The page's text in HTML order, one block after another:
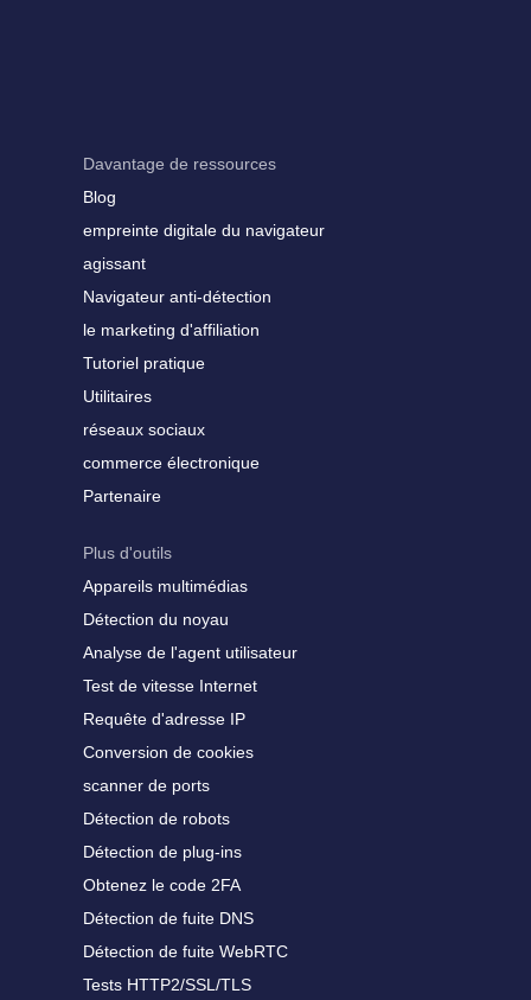
Davantage de ressources
Blog
empreinte digitale du navigateur
agissant
Navigateur anti-détection
le marketing d'affiliation
Tutoriel pratique
Utilitaires
réseaux sociaux
commerce électronique
Partenaire
Plus d'outils
Appareils multimédias
Détection du noyau
Analyse de l'agent utilisateur
Test de vitesse Internet
Requête d'adresse IP
Conversion de cookies
scanner de ports
Détection de robots
Détection de plug-ins
Obtenez le code 2FA
Détection de fuite DNS
Détection de fuite WebRTC
Tests HTTP2/SSL/TLS